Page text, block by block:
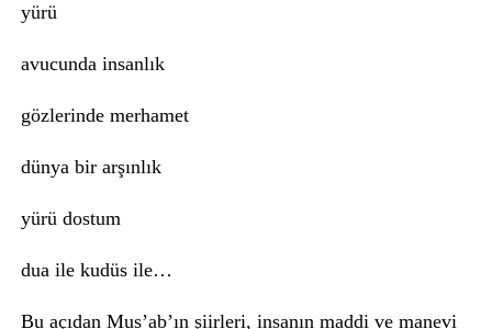
yürü
avucunda insanlık
gözlerinde merhamet
dünya bir arşınlık
yürü dostum
dua ile kudüs ile…
Bu açıdan Mus’ab’ın şiirleri, insanın maddi ve manevi